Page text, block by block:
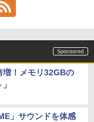
増！メモリ32GBの
」サウンドを体感